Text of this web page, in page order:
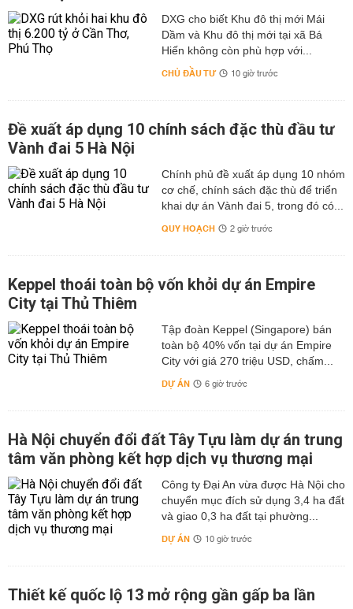
DXG cho biết Khu đô thị mới Mái
Dầm và Khu đô thị mới tại xã Bá
Hiến không còn phù hợp với...
CHỦ ĐẦU TƯ 10 giờ trước
Đề xuất áp dụng 10 chính sách đặc thù đầu tư
Vành đai 5 Hà Nội
Chính phủ đề xuất áp dụng 10 nhóm
cơ chế, chính sách đặc thù để triển
khai dự án Vành đai 5, trong đó có...
QUY HOẠCH 2 giờ trước
Keppel thoái toàn bộ vốn khỏi dự án Empire
City tại Thủ Thiêm
Tập đoàn Keppel (Singapore) bán
toàn bộ 40% vốn tại dự án Empire
City với giá 270 triệu USD, chấm...
DỰ ÁN 6 giờ trước
Hà Nội chuyển đổi đất Tây Tựu làm dự án trung
tâm văn phòng kết hợp dịch vụ thương mại
Công ty Đại An vừa được Hà Nội cho
chuyển mục đích sử dụng 3,4 ha đất
và giao 0,3 ha đất tại phường...
DỰ ÁN 10 giờ trước
Thiết kế quốc lộ 13 mở rộng gần gấp ba lần